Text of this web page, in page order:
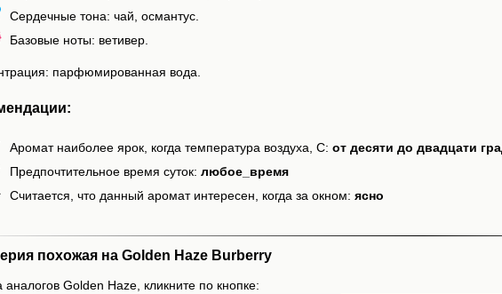
Сердечные тона: чай, османтус.
Базовые ноты: ветивер.
парфюмированная вода.
Аромат наиболее ярок, когда температура воздуха, С: от десяти до двадцати
Предпочтительное время суток: любое_время
Считается, что данный аромат интересен, когда за окном: ясно
похожая на Golden Haze Burberry
аналогов Golden Haze, кликните по кнопке: